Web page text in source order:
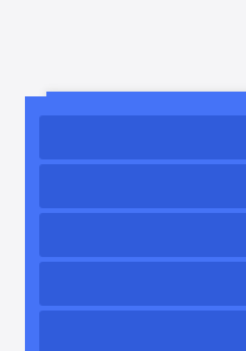
۱۷
منتشر شد